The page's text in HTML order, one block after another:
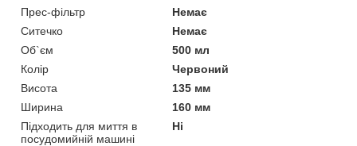
Прес-фільтр
Немає
Ситечко
Немає
Об`єм
500 мл
Колір
Червоний
Висота
135 мм
Ширина
160 мм
Підходить для миття в
посудомийній машині
Ні